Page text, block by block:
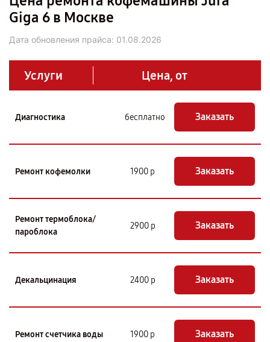
Giga 6 в Москве
Дата обновления прайса: 01.08.2026
Услуги Цена, от
Диагностика бесплатно Заказать
Ремонт кофемолки 1900 р Заказать
Ремонт термоблока/
пароблока
2900 р Заказать
Декальцинация 2400 р Заказать
Ремонт счетчика воды 1900 р Заказать